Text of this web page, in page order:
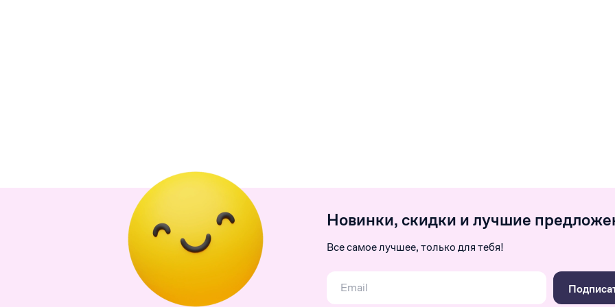
Новинки, скидки и лучшие
Все самое лучшее, только для тебя!